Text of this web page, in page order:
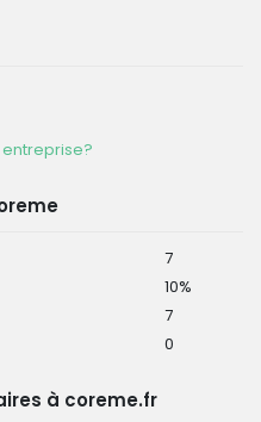
7
10%
7
0
à coreme.fr